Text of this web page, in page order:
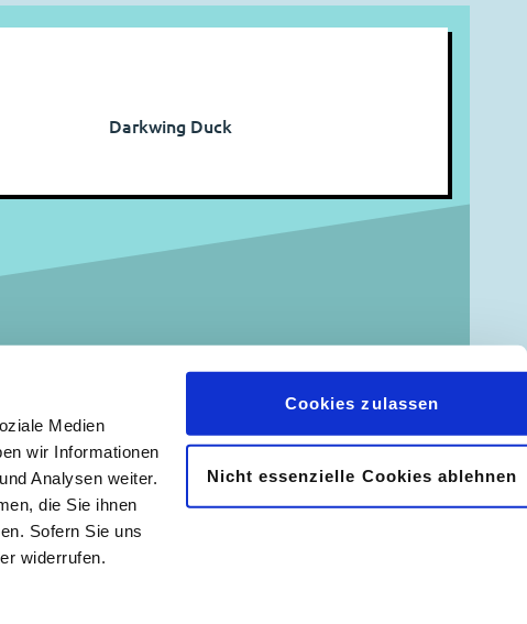
Medien
wir Informationen
Analysen weiter.
die Sie ihnen
Sofern Sie uns
widerrufen.
Cookies zulassen
Nicht essenzielle Cookies ablehnen
Darkwing Duck
𝖿 📷